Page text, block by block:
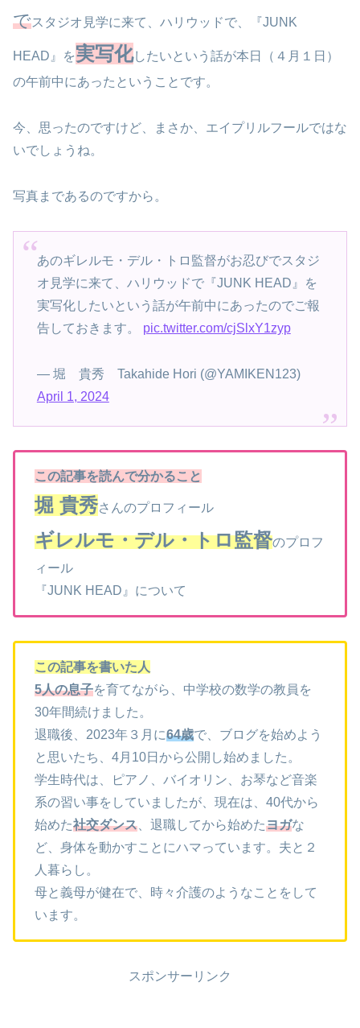
でスタジオ見学に来て、ハリウッドで、『JUNK
HEAD』を実写化したいという話が本日（４月１日）
の午前中にあったということです。
今、思ったのですけど、まさか、エイプリルフールではな
いでしょうね。
写真まであるのですから。
あのギレルモ・デル・トロ監督がお忍びでスタジ
オ見学に来て、ハリウッドで『JUNK HEAD』を
実写化したいという話が午前中にあったのでご報
告しておきます。 pic.twitter.com/cjSlxY1zyp
— 堀 貴秀 Takahide Hori (@YAMIKEN123)
April 1, 2024
この記事を読んで分かること
堀 貴秀さんのプロフィール
ギレルモ・デル・トロ監督のプロフ
ィール
『JUNK HEAD』について
この記事を書いた人
5人の息子を育てながら、中学校の数学の教員を
30年間続けました。
退職後、2023年３月に64歳で、ブログを始めよう
と思いたち、4月10日から公開し始めました。
学生時代は、ピアノ、バイオリン、お琴など音楽
系の習い事をしていましたが、現在は、40代から
始めた社交ダンス 、退職してから始めたヨガな
ど、身体を動かすことにハマっています。夫と２
人暮らし。
母と義母が健在で、時々介護のようなことをして
います。
スポンサーリンク